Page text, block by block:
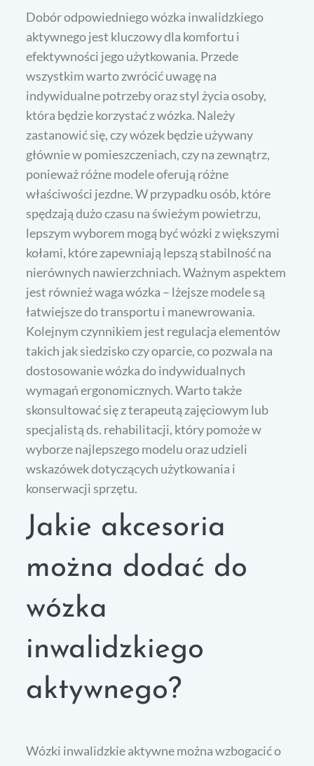
Dobór odpowiedniego wózka inwalidzkiego
aktywnego jest kluczowy dla komfortu i
efektywności jego użytkowania. Przede
wszystkim warto zwrócić uwagę na
indywidualne potrzeby oraz styl życia osoby,
która będzie korzystać z wózka. Należy
zastanowić się, czy wózek będzie używany
głównie w pomieszczeniach, czy na zewnątrz,
ponieważ różne modele oferują różne
właściwości jezdne. W przypadku osób, które
spędzają dużo czasu na świeżym powietrzu,
lepszym wyborem mogą być wózki z większymi
kołami, które zapewniają lepszą stabilność na
nierównych nawierzchniach. Ważnym aspektem
jest również waga wózka – lżejsze modele są
łatwiejsze do transportu i manewrowania.
Kolejnym czynnikiem jest regulacja elementów
takich jak siedzisko czy oparcie, co pozwala na
dostosowanie wózka do indywidualnych
wymagań ergonomicznych. Warto także
skonsultować się z terapeutą zajęciowym lub
specjalistą ds. rehabilitacji, który pomoże w
wyborze najlepszego modelu oraz udzieli
wskazówek dotyczących użytkowania i
konserwacji sprzętu.
Jakie akcesoria
można dodać do
wózka
inwalidzkiego
aktywnego?
Wózki inwalidzkie aktywne można wzbogacić o